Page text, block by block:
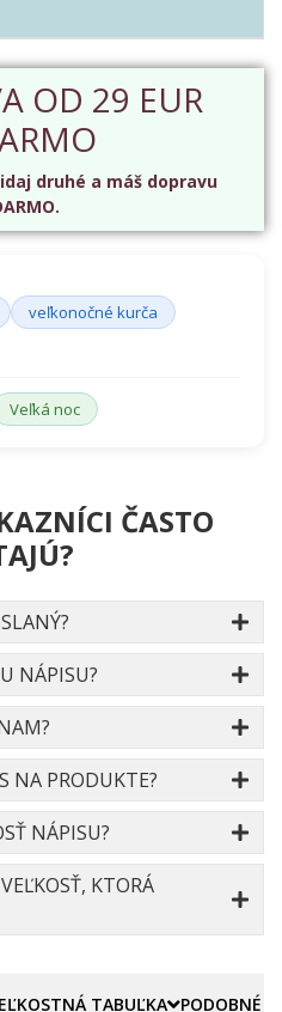
OD 29 EUR
druhé a máš dopravu
veľkonočné kurča
Veľká noc
ČASTO
NÁPISU?
NA PRODUKTE?
NÁPISU?
KTORÁ
TABUĽKA PODOBNÉ